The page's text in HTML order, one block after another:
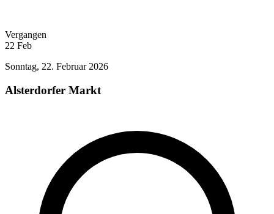
Vergangen
22 Feb
Sonntag, 22. Februar 2026
Alsterdorfer Markt